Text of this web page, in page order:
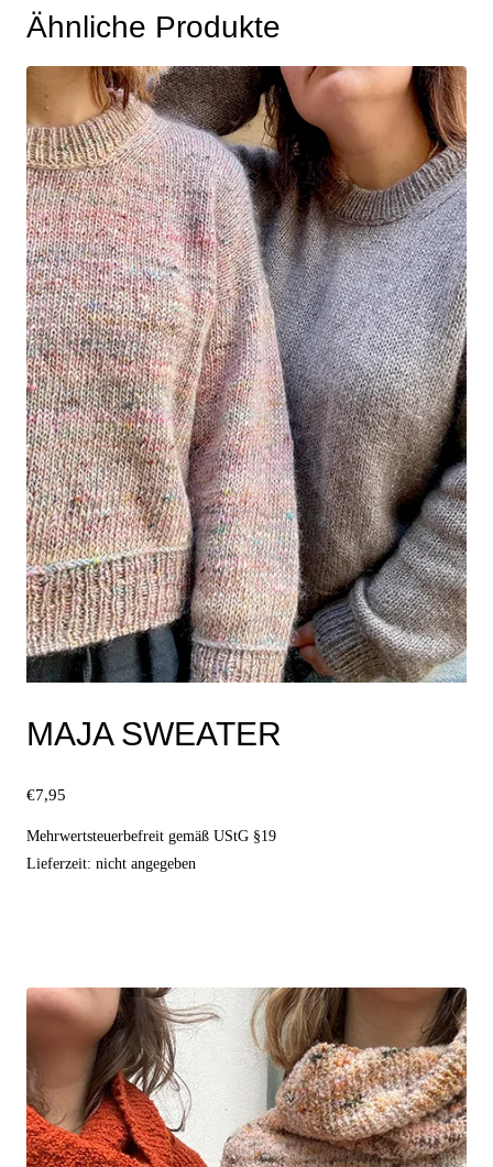
Ähnliche Produkte
MAJA SWEATER
€7,95
Mehrwertsteuerbefreit gemäß UStG §19
Lieferzeit: nicht angegeben
Produkt
weist
Varianten
auf.
Die